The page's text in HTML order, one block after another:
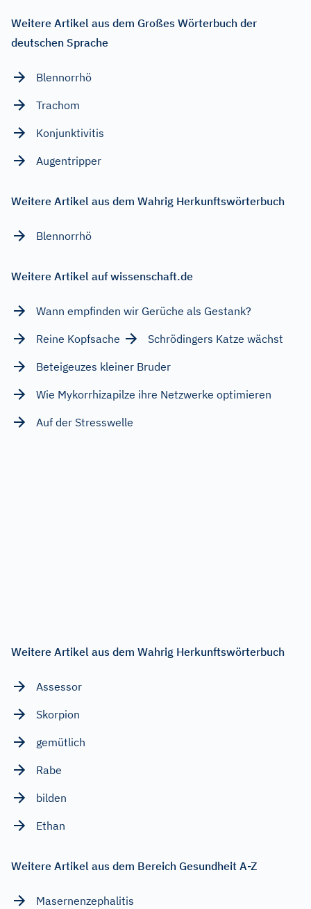
Weitere Artikel aus dem Großes Wörterbuch der
deutschen Sprache
Blennorrhö
Trachom
Konjunktivitis
Augentripper
Weitere Artikel aus dem Wahrig Herkunftswörterbuch
Blennorrhö
Weitere Artikel auf wissenschaft.de
Wann empfinden wir Gerüche als Gestank?
Reine Kopfsache
Schrödingers Katze wächst
Beteigeuzes kleiner Bruder
Wie Mykorrhizapilze ihre Netzwerke optimieren
Auf der Stresswelle
Weitere Artikel aus dem Wahrig Herkunftswörterbuch
Assessor
Skorpion
gemütlich
Rabe
bilden
Ethan
Weitere Artikel aus dem Bereich Gesundheit A-Z
Masernenzephalitis